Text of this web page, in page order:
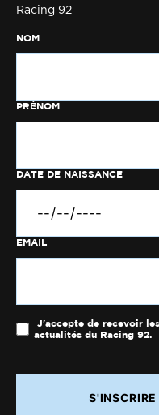
Racing 92
NOM
PRÉNOM
DATE DE NAISSANCE
EMAIL
J'accepte de recevoir
actualités du Racing 92.